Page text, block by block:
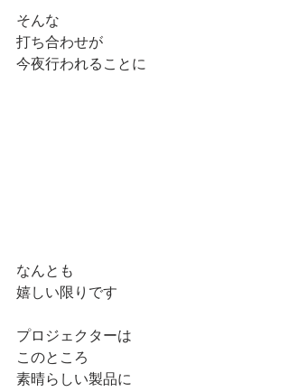
そんな
打ち合わせが
今夜行われることに
なんとも
嬉しい限りです
プロジェクターは
このところ
素晴らしい製品に